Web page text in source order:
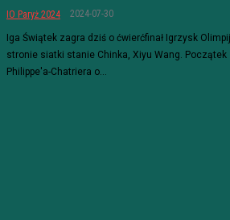
IO Paryż 2024 2024-07-30
Iga Świątek zagra dziś o ćwierćfinał Igrzysk
stronie siatki stanie Chinka, Xiyu Wang.
Philippe'a-Chatriera o...